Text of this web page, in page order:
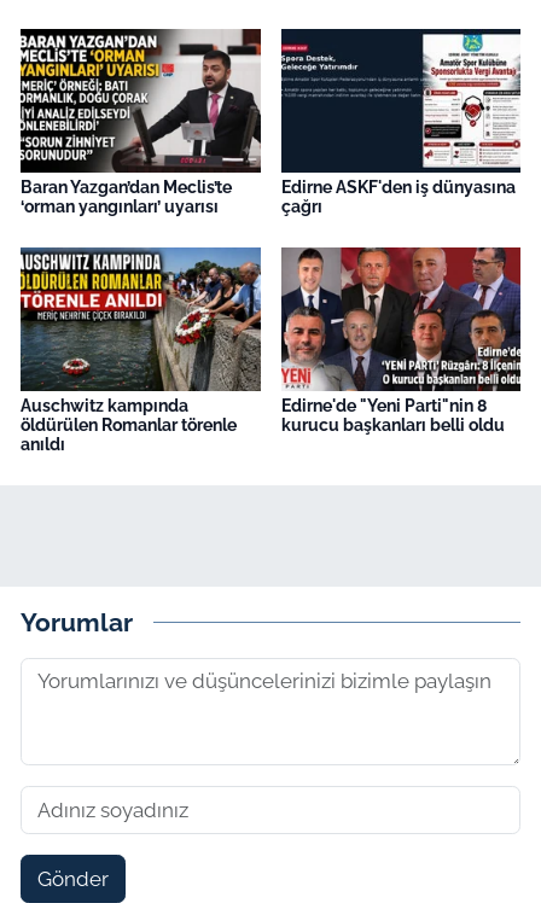
Baran Yazgan’dan Meclis’te
‘orman yangınları’ uyarısı
Edirne ASKF'den iş dünyasına
çağrı
Auschwitz kampında
öldürülen Romanlar törenle
anıldı
Edirne'de "Yeni Parti"nin 8
kurucu başkanları belli oldu
Yorumlar
Gönder
Finans
Genel-A
Gündem-Eğitim